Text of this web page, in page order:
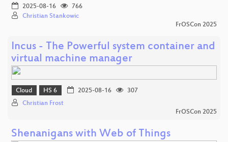
2025-08-16
766
Christian Stankowic
FrOSCon 2025
Incus - The Powerful system container and
virtual machine manager
Cloud HS 6 2025-08-16
307
Christian Frost
FrOSCon 2025
Shenanigans with Web of Things